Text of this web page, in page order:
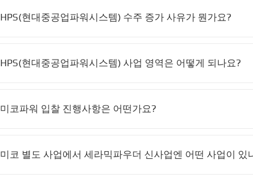
HPS(현대중공업파워시스템) 수주 증가 사유가 뭔가요?
HPS(현대중공업파워시스템) 사업 영역은 어떻게 되나요?
미코파워 입찰 진행사항은 어떤가요?
미코 별도 사업에서 세라믹파우더 신사업엔 어떤 사업이 있